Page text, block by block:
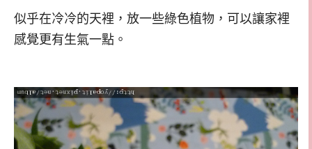
似乎在冷冷的天裡，放一些綠色植物，可以讓家裡
感覺更有生氣一點。